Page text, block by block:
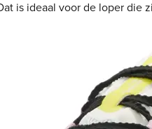
is ideaal voor de loper die